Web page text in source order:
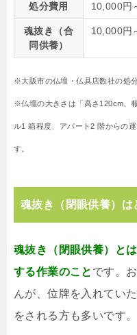
処分費用 10,000円
魂抜き（合
同供養）
10,000円
※大阪市の仏壇・仏具店数社の処
※仏壇の大きさは「高さ120cm、
ル1 箱程度、アパート2 階からの
す。
魂抜き（閉眼供養）は
魂抜き（閉眼供養）と
する作業のこと です。
んが、位牌を入れてい
をされる方も多いです。